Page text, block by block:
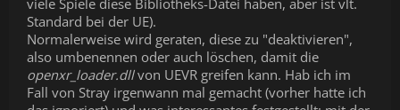
Standard bei der UE).
Normalerweise wird geraten, diese zu "deaktivieren",
also umbenennen oder auch löschen, damit die
openxr_loader.dllvon UEVR greifen kann. Hab ich im
Fall von Stray irgenwann mal gemacht (vorher hatte ich